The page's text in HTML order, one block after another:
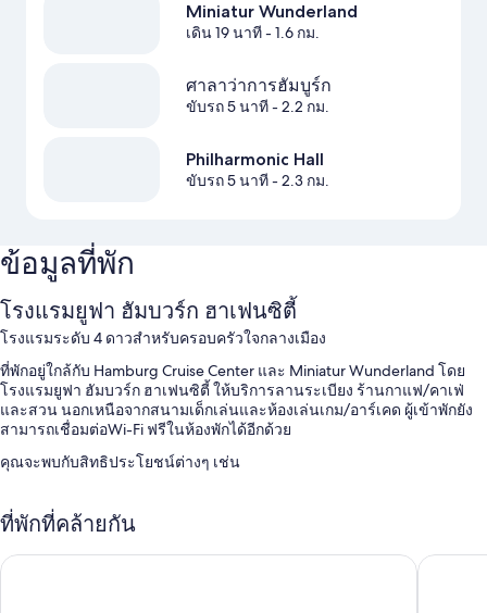
Miniatur Wunderland
เดิน 19 นาที- 1.6 กม.
ศาลาว่าการฮัมบูร์ก
ขับรถ 5 นาที- 2.2 กม.
Philharmonic Hall
ขับรถ 5 นาที- 2.3 กม.
ข้อมูลที่พัก
โรงแรมยูฟา ฮัมบวร์ก ฮาเฟนซิตี้
โรงแรมระดับ 4 ดาวสำหรับครอบครัวใจกลางเมือง
ที่พักอยู่ใกล้กับ Hamburg Cruise Center และ Miniatur Wunderland โดย
โรงแรมยูฟา ฮัมบวร์ก ฮาเฟนซิตี้ ให้บริการลานระเบียง ร้านกาแฟ/คาเฟ่
และสวน นอกเหนือจากสนามเด็กเล่นและห้องเล่นเกม/อาร์เคด ผู้เข้าพักยัง
สามารถเชื่อมต่อWi-Fi ฟรีในห้องพักได้อีกด้วย
คุณจะพบกับสิทธิประโยชน์ต่างๆ เช่น
ชาร์จรถยนต์ไฟฟ้า
ที่พักที่คล้ายกัน
โนโวเทลฮัมบูร์กเซ็นทรัลสเตชัน โรงแรม